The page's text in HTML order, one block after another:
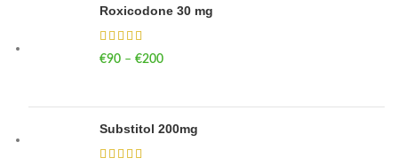
Roxicodone 30 mg
€90 – €200
Substitol 200mg